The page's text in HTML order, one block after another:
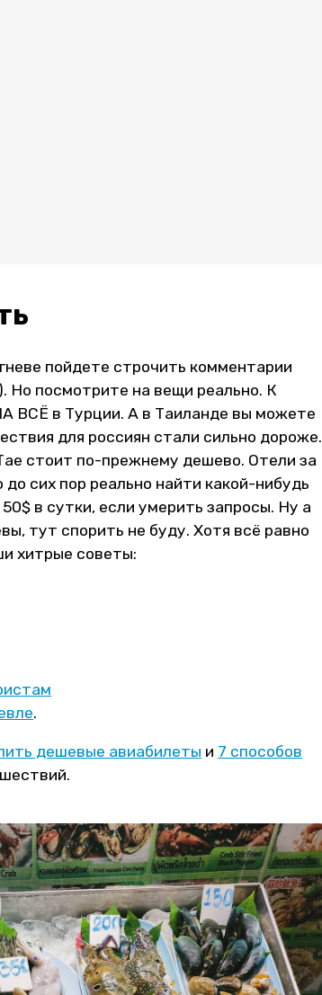
пойдете строчить комментарии
Но посмотрите на вещи реально. К
ВСЁ в Турции. А в Таиланде вы можете
для россиян стали сильно дороже.
стоит по-прежнему дешево. Отели за
сих пор реально найти какой-нибудь
в сутки, если умерить запросы. Ну а
тут спорить не буду. Хотя всё равно
хитрые советы:
.
дешевые авиабилеты и 7 способов